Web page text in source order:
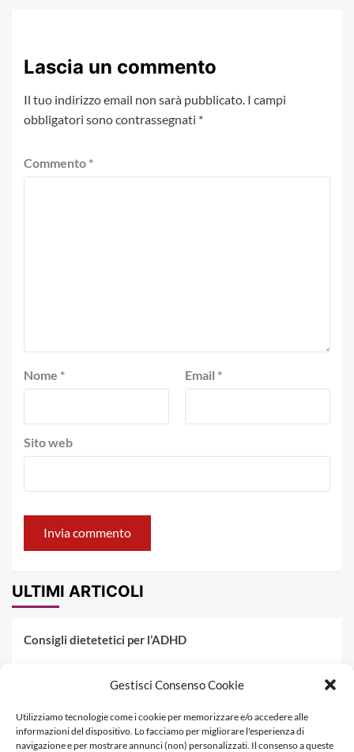
Gestisci Consenso Cookie
Utilizziamo tecnologie come i cookie per memorizzare e/o accedere alle
informazioni del dispositivo. Lo facciamo per migliorare l'esperienza di
navigazione e per mostrare annunci (non) personalizzati. Il consenso a queste
Lascia un commento
Il tuo indirizzo email non sarà pubblicato. I campi
obbligatori sono contrassegnati *
Commento *
Nome * Email *
Sito web
ULTIMI ARTICOLI
Consigli dietetetici per l’ADHD
Fenilchetonuria